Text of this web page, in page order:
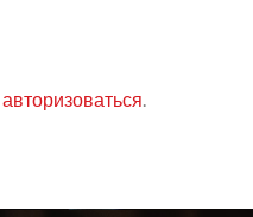
авторизоваться